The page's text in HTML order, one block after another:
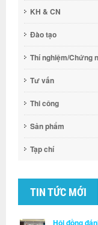
KH & CN
Đào tạo
Thí nghiệm/Chứng
Tư vấn
Thi công
Sản phẩm
Tạp chí
TIN TỨC MỚI
Hội đồng